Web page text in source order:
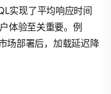
实现了平均响应时间
体验至关重要。例
场部署后，加载延迟降